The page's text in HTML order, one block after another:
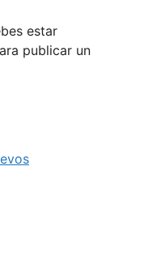
estar
publicar un